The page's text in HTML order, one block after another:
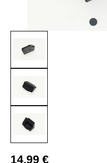
Regulärer Preis:
14,99 €